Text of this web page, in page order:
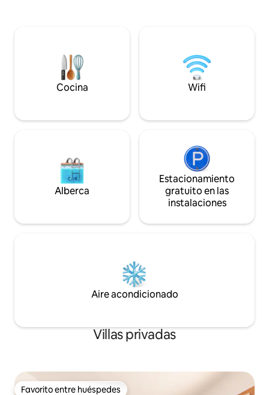
parada de autobús y a 5 minutos a pie de
supermercados, restaurantes y
hermosas playas públicas.
en autobús o a
centro histórico
Cocina Wifi
Alberca
Estacionamiento
gratuito en las
instalaciones
Aire acondicionado
Villas privadas
Favorito entre huéspedes